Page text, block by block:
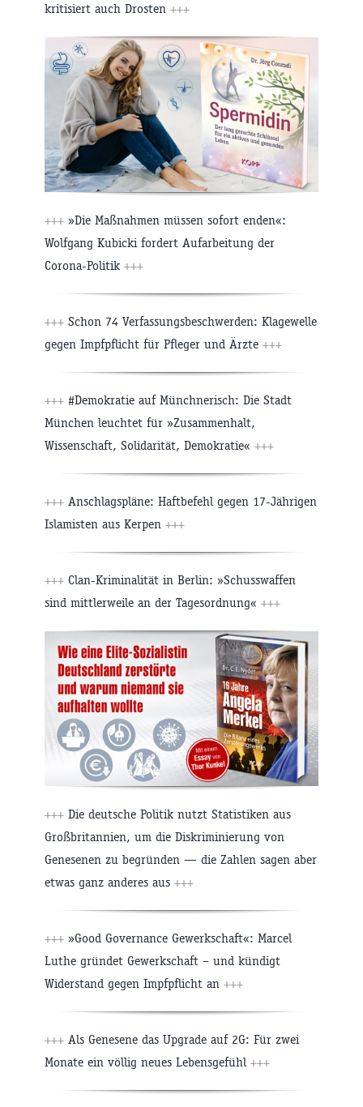
kritisiert auch Drosten +++
+++ »Die Maßnahmen müssen sofort enden«:
Wolfgang Kubicki fordert Aufarbeitung der
Corona-Politik +++
+++ Schon 74 Verfassungsbeschwerden: Klagewelle
gegen Impfpflicht für Pfleger und Ärzte +++
+++ #Demokratie auf Münchnerisch: Die Stadt
München leuchtet für »Zusammenhalt,
Wissenschaft, Solidarität, Demokratie« +++
+++ Anschlagspläne: Haftbefehl gegen 17-Jährigen
Islamisten aus Kerpen +++
+++ Clan-Kriminalität in Berlin: »Schusswaffen
sind mittlerweile an der Tagesordnung« +++
+++ Die deutsche Politik nutzt Statistiken aus
Großbritannien, um die Diskriminierung von
Genesenen zu begründen — die Zahlen sagen aber
etwas ganz anderes aus +++
+++ »Good Governance Gewerkschaft«: Marcel
Luthe gründet Gewerkschaft – und kündigt
Widerstand gegen Impfpflicht an +++
+++ Als Genesene das Upgrade auf 2G: Für zwei
Monate ein völlig neues Lebensgefühl +++